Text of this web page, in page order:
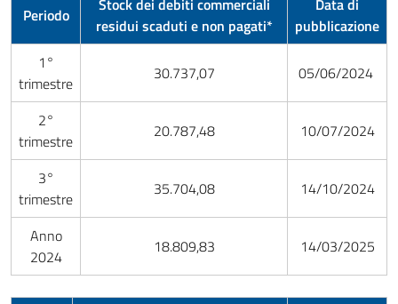
Periodo
Stock dei debiti commerciali
residui scaduti e non pagati*
Data di
pubblicazione
1°
trimestre
30.737,07 05/06/2024
2°
trimestre
20.787,48 10/07/2024
3°
trimestre
35.704,08 14/10/2024
Anno
2024
18.809,83 14/03/2025